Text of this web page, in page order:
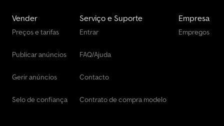
Vender
Preços e tarifas
Publicar anúncios
Gerir anúncios
Selo de confiança
Serviço e Suporte
Entrar
FAQ/Ajuda
Contacto
Contrato de compra modelo
Empresa
Empregos